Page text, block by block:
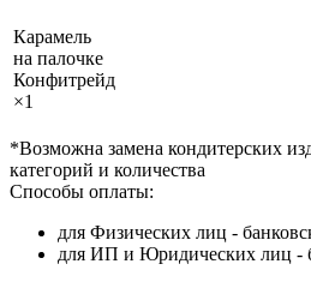
Карамель
на палочке
Конфитрейд
×1
*Возможна замена кондитерских
категорий и количества
Способы оплаты:
для Физических лиц -
для ИП и Юридических лиц -